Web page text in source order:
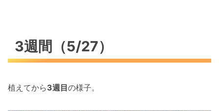
3週間（5/27）
植えてから3週目の様子。